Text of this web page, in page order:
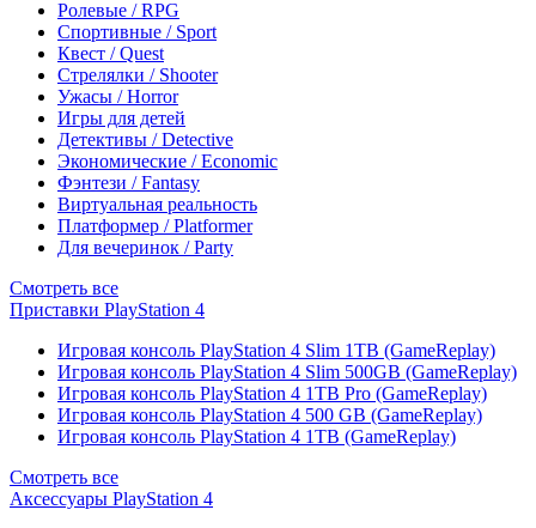
Ролевые / RPG
Спортивные / Sport
Квест / Quest
Стрелялки / Shooter
Ужасы / Horror
Игры для детей
Детективы / Detective
Экономические / Economic
Фэнтези / Fantasy
Виртуальная реальность
Платформер / Platformer
Для вечеринок / Party
Смотреть все
Приставки PlayStation 4
Игровая консоль PlayStation 4 Slim 1TB (GameReplay)
Игровая консоль PlayStation 4 Slim 500GB (GameReplay)
Игровая консоль PlayStation 4 1TB Pro (GameReplay)
Игровая консоль PlayStation 4 500 GB (GameReplay)
Игровая консоль PlayStation 4 1TB (GameReplay)
Смотреть все
Аксессуары PlayStation 4